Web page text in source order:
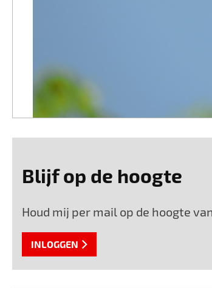
Blijf op de hoogte
Houd mij per mail op de hoogte
INLOGGEN